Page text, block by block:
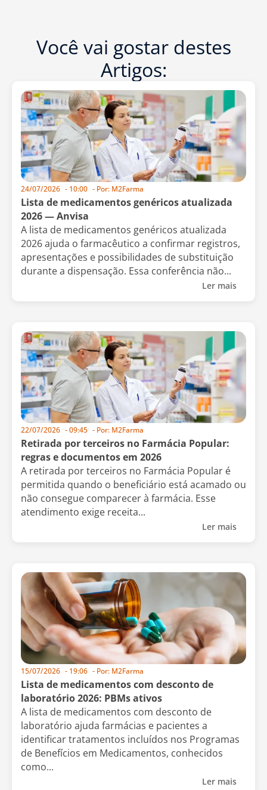
Você vai gostar destes
Artigos:
24/07/2026 - 10:00 - Por: M2Farma
Lista de medicamentos genéricos atualizada
2026 — Anvisa
A lista de medicamentos genéricos atualizada
2026 ajuda o farmacêutico a confirmar registros,
apresentações e possibilidades de substituição
durante a dispensação. Essa conferência não...
Ler mais
22/07/2026 -09:45 - Por: M2Farma
Retirada por terceiros no Farmácia Popular:
regras e documentos em 2026
A retirada por terceiros no Farmácia Popular é
permitida quando o beneficiário está acamado ou
não consegue comparecer à farmácia. Esse
atendimento exige receita...
Ler mais
15/07/2026 - 19:06 - Por: M2Farma
Lista de medicamentos com desconto de
laboratório 2026: PBMs ativos
A lista de medicamentos com desconto de
laboratório ajuda farmácias e pacientes a
identificar tratamentos incluídos nos Programas
de Benefícios em Medicamentos, conhecidos
como...
Ler mais